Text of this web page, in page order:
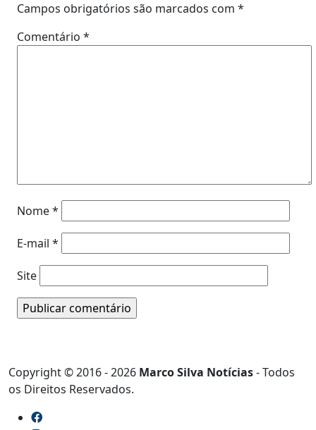
Campos obrigatórios são marcados com *
Comentário *
Nome*
E-mail *
Site
Copyright © 2016 - 2026 Marco Silva Notícias- Todos
os Direitos Reservados.